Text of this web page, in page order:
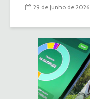
29 de junho de 2026